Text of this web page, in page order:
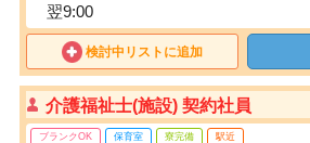
翌9:00
検討中リストに追加
介護福祉士(施設) 契約社員
ブランクOK 保育室 寮完備 駅近